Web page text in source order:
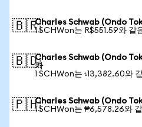
🇧🇷Charles Schwab (Ondo
1 SCHWon는 R$551.59와 같
🇧🇩Charles Schwab (Ondo
카
1 SCHWon는 ৳13,382.60와
🇵🇭Charles Schwab (Ondo
1 SCHWon는 ₱6,578.26와